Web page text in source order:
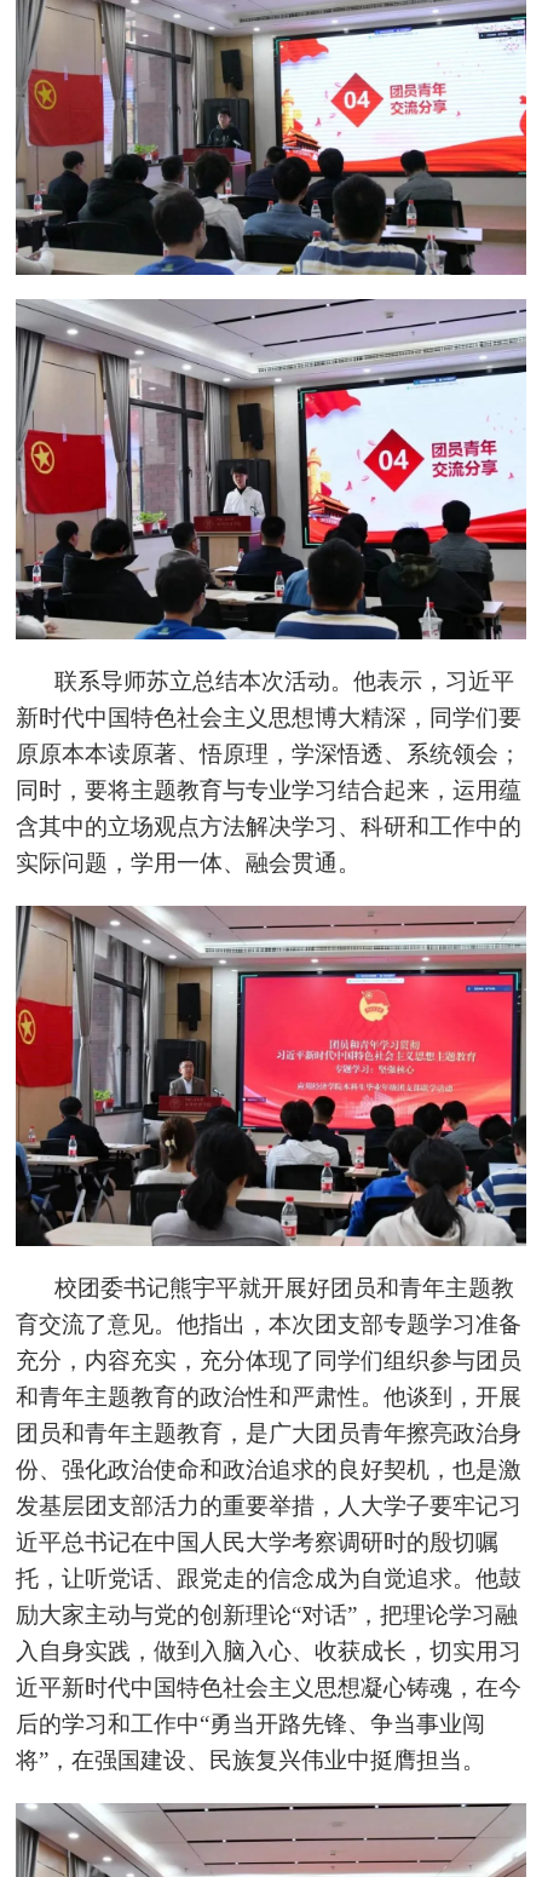
联系导师苏立总结本次活动。他表示，习近平
新时代中国特色社会主义思想博大精深，同学们要
原原本本读原著、悟原理，学深悟透、系统领会；
同时，要将主题教育与专业学习结合起来，运用蕴
含其中的立场观点方法解决学习、科研和工作中的
实际问题，学用一体、融会贯通。
校团委书记熊宇平就开展好团员和青年主题教
育交流了意见。他指出，本次团支部专题学习准备
充分，内容充实，充分体现了同学们组织参与团员
和青年主题教育的政治性和严肃性。他谈到，开展
团员和青年主题教育，是广大团员青年擦亮政治身
份、强化政治使命和政治追求的良好契机，也是激
发基层团支部活力的重要举措，人大学子要牢记习
近平总书记在中国人民大学考察调研时的殷切嘱
托，让听党话、跟党走的信念成为自觉追求。他鼓
励大家主动与党的创新理论“对话”，把理论学习融
入自身实践，做到入脑入心、收获成长，切实用习
近平新时代中国特色社会主义思想凝心铸魂 ，在今
后的学习和工作中“勇当开路先锋、争当事业闯
将”，在强国建设、民族复兴伟业中挺膺担当。